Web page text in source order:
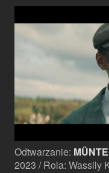
Odtwarzanie:
2023 / Rola: Wassily